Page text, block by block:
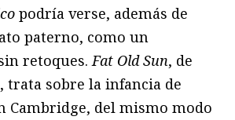
podría verse, además de
paterno, como un
retoques.Fat Old Sun, de
trata sobre la infancia de
Cambridge, del mismo modo